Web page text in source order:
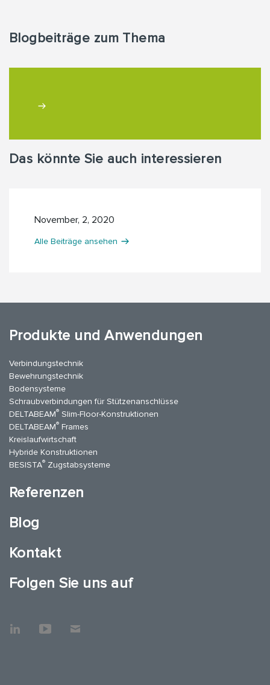
Blogbeiträge zum Thema
Das könnte Sie auch interessieren
November, 2, 2020
Alle Beiträge ansehen
Produkte und Anwendungen
Verbindungstechnik
Bewehrungstechnik
Bodensysteme
Schraubverbindungen für Stützenanschlüsse
DELTABEAM® Slim-Floor-Konstruktionen
DELTABEAM® Frames
Kreislaufwirtschaft
Hybride Konstruktionen
BESISTA® Zugstabsysteme
Referenzen
Blog
Kontakt
Folgen Sie uns auf